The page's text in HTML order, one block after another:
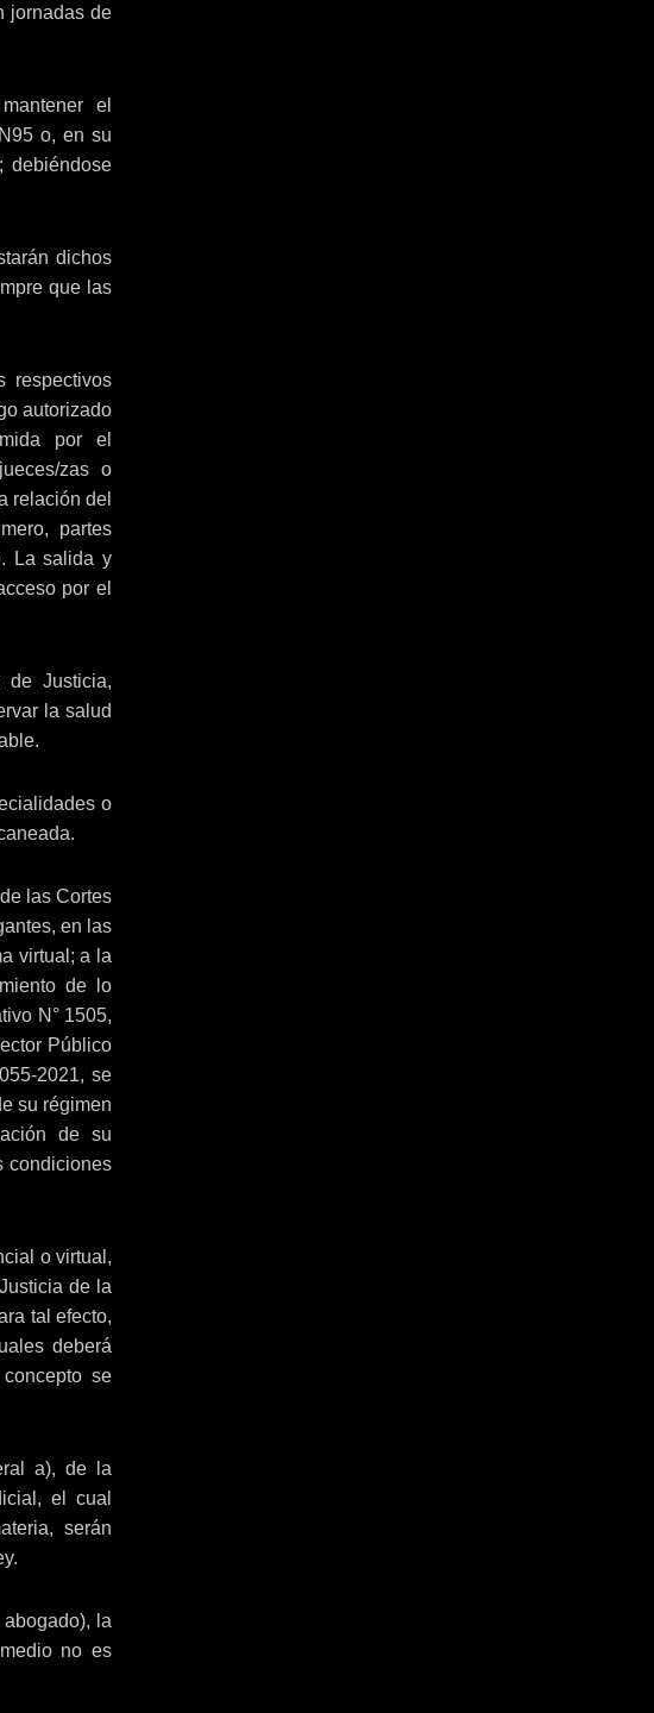
jornadas de
el
o, en su
debiéndose
dichos
que las
respectivos
autorizado
por el
zas o
relación del
partes
La salida y
por el
Justicia,
la salud
o
las Cortes
en las
virtual; a la
de lo
N° 1505,
Público
2021, se
su régimen
de su
condiciones
o virtual,
de la
tal efecto,
deberá
se
a), de la
el cual
serán
la
no es